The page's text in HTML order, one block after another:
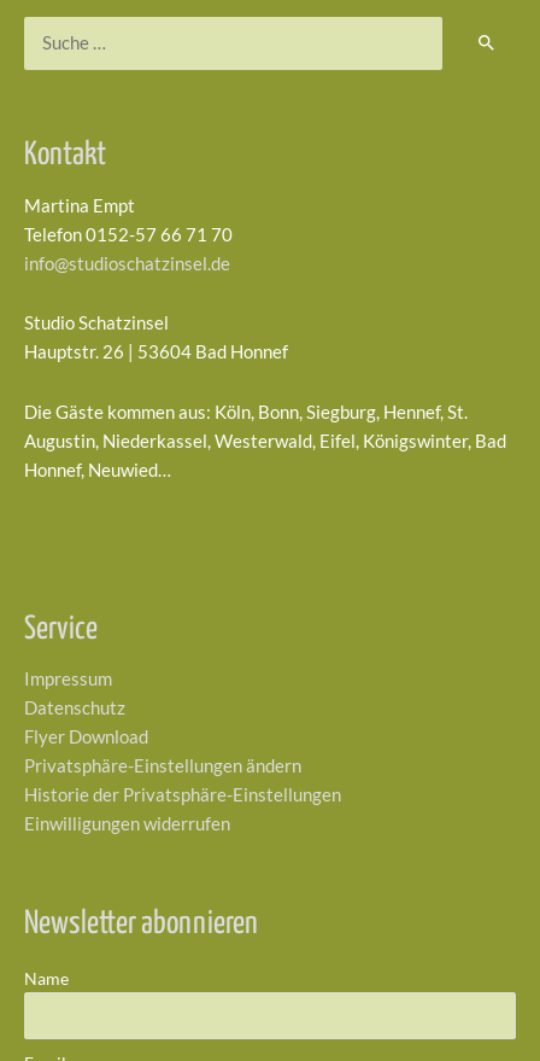
Kontakt
Martina Empt
Telefon 0152-57 66 71 70
info@studioschatzinsel.de
Studio Schatzinsel
Hauptstr. 26 | 53604 Bad Honnef
Die Gäste kommen aus: Köln, Bonn, Siegburg, Hennef, St.
Augustin, Niederkassel, Westerwald, Eifel, Königswinter, Bad
Honnef, Neuwied…
Service
Impressum
Datenschutz
Flyer Download
Privatsphäre-Einstellungen ändern
Historie der Privatsphäre-Einstellungen
Einwilligungen widerrufen
Newsletter abonnieren
Name